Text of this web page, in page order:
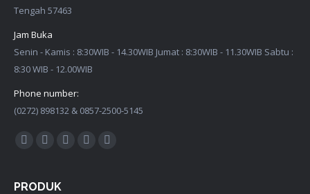
Tengah 57463
Jam Buka
Senin - Kamis : 8:30WIB - 14.30WIB Jumat : 8:30WIB - 11.30WIB Sabtu :
8:30 WIB - 12.00WIB
Phone number:
(0272) 898132 & 0857-2500-5145
Find us on:
PRODUK